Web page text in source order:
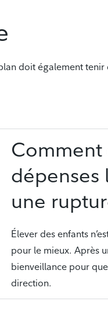
doit également
Comment
dépenses
une
Élever des enfants
pour le mieux. Après
bienveillance pour
direction.